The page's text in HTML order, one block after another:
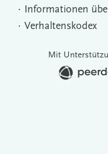
Informationen
Verhaltenskodex
Mit